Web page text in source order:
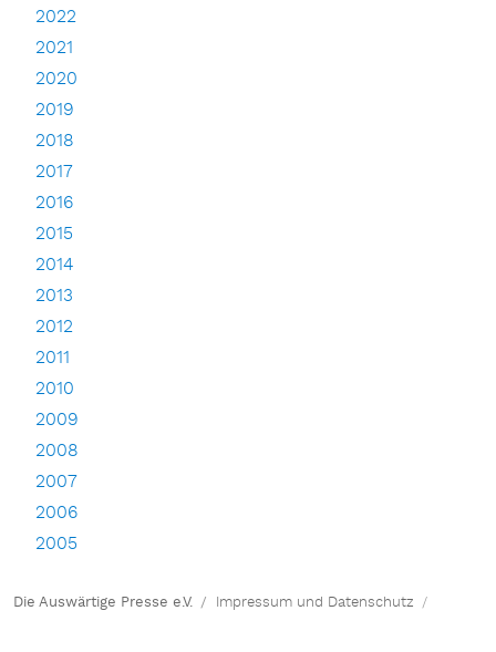
2022
2021
2020
2019
2018
2017
2016
2015
2014
2013
2012
2011
2010
2009
2008
2007
2006
2005
Die Auswärtige Presse e.V. Impressum und Datenschutz